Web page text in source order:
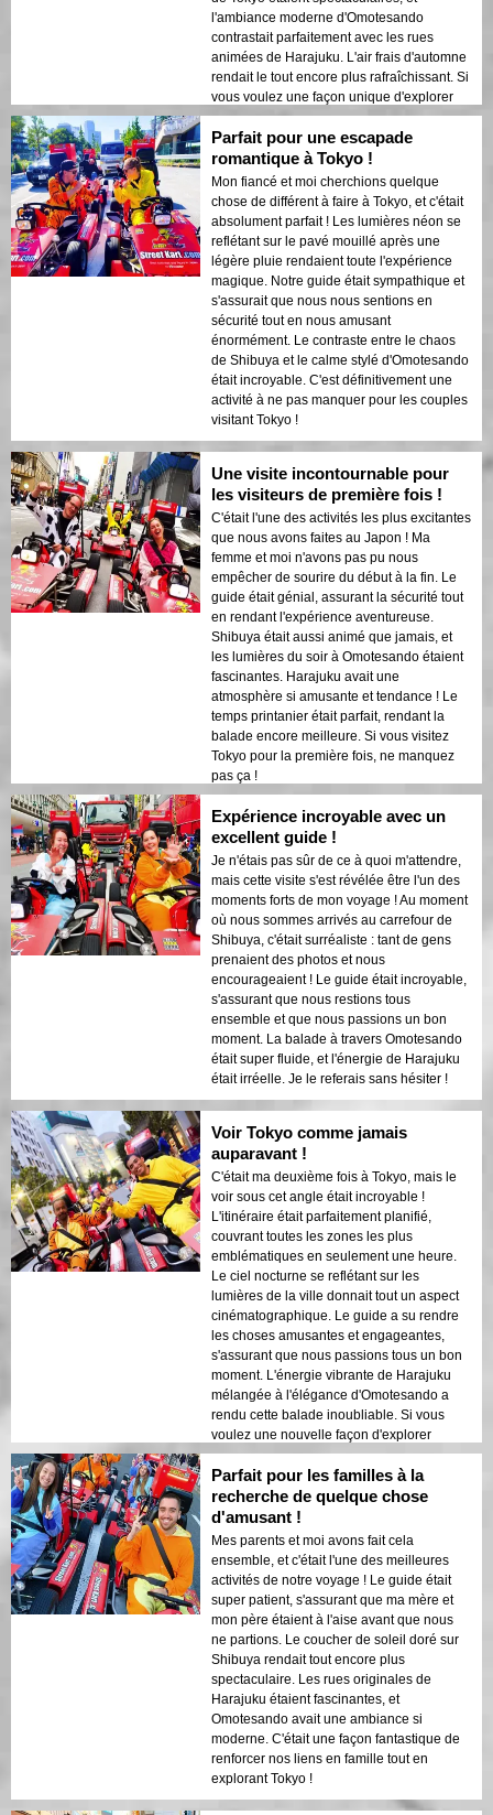
l'ambiance moderne d'Omotesando
contrastait parfaitement avec les rues
animées de Harajuku. L'air frais d'automne
rendait le tout encore plus rafraîchissant. Si
vous voulez une façon unique d'explorer
Tokyo, c'est ça ! 🚗🔥
Parfait pour une escapade
romantique à Tokyo !
Mon fiancé et moi cherchions quelque
chose de différent à faire à Tokyo, et c'était
absolument parfait ! Les lumières néon se
reflétant sur le pavé mouillé après une
légère pluie rendaient toute l'expérience
magique. Notre guide était sympathique et
s'assurait que nous nous sentions en
sécurité tout en nous amusant
énormément. Le contraste entre le chaos
de Shibuya et le calme stylé d'Omotesando
était incroyable. C'est définitivement une
activité à ne pas manquer pour les couples
visitant Tokyo !
Une visite incontournable pour
les visiteurs de première fois !
C'était l'une des activités les plus excitantes
que nous avons faites au Japon ! Ma
femme et moi n'avons pas pu nous
empêcher de sourire du début à la fin. Le
guide était génial, assurant la sécurité tout
en rendant l'expérience aventureuse.
Shibuya était aussi animé que jamais, et
les lumières du soir à Omotesando étaient
fascinantes. Harajuku avait une
atmosphère si amusante et tendance ! Le
temps printanier était parfait, rendant la
balade encore meilleure. Si vous visitez
Tokyo pour la première fois, ne manquez
pas ça !
Expérience incroyable avec un
excellent guide !
Je n'étais pas sûr de ce à quoi m'attendre,
mais cette visite s'est révélée être l'un des
moments forts de mon voyage ! Au moment
où nous sommes arrivés au carrefour de
Shibuya, c'était surréaliste : tant de gens
prenaient des photos et nous
encourageaient ! Le guide était incroyable,
s'assurant que nous restions tous
ensemble et que nous passions un bon
moment. La balade à travers Omotesando
était super fluide, et l'énergie de Harajuku
était irréelle. Je le referais sans hésiter !
Voir Tokyo comme jamais
auparavant !
C'était ma deuxième fois à Tokyo, mais le
voir sous cet angle était incroyable !
L'itinéraire était parfaitement planifié,
couvrant toutes les zones les plus
emblématiques en seulement une heure.
Le ciel nocturne se reflétant sur les
lumières de la ville donnait tout un aspect
cinématographique. Le guide a su rendre
les choses amusantes et engageantes,
s'assurant que nous passions tous un bon
moment. L'énergie vibrante de Harajuku
mélangée à l'élégance d'Omotesando a
rendu cette balade inoubliable. Si vous
voulez une nouvelle façon d'explorer
Tokyo, réservez cette visite !
Parfait pour les familles à la
recherche de quelque chose
d'amusant !
Mes parents et moi avons fait cela
ensemble, et c'était l'une des meilleures
activités de notre voyage ! Le guide était
super patient, s'assurant que ma mère et
mon père étaient à l'aise avant que nous
ne partions. Le coucher de soleil doré sur
Shibuya rendait tout encore plus
spectaculaire. Les rues originales de
Harajuku étaient fascinantes, et
Omotesando avait une ambiance si
moderne. C'était une façon fantastique de
renforcer nos liens en famille tout en
explorant Tokyo !